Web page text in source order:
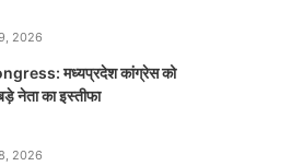
2026
मध्यप्रदेश कांग्रेस को
नेता का इस्तीफा
2026